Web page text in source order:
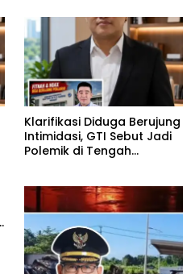
Klarifikasi Diduga Berujung
Intimidasi, GTI Sebut Jadi
Polemik di Tengah